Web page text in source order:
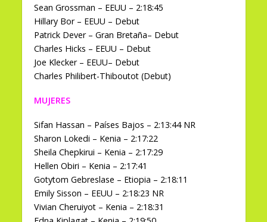
Sean Grossman – EEUU – 2:18:45
Hillary Bor – EEUU – Debut
Patrick Dever – Gran Bretaña– Debut
Charles Hicks – EEUU – Debut
Joe Klecker – EEUU– Debut
Charles Philibert-Thiboutot (Debut)
MUJERES
Sifan Hassan – Países Bajos – 2:13:44 NR
Sharon Lokedi – Kenia – 2:17:22
Sheila Chepkirui – Kenia – 2:17:29
Hellen Obiri – Kenia – 2:17:41
Gotytom Gebreslase – Etiopia – 2:18:11
Emily Sisson – EEUU – 2:18:23 NR
Vivian Cheruiyot – Kenia – 2:18:31